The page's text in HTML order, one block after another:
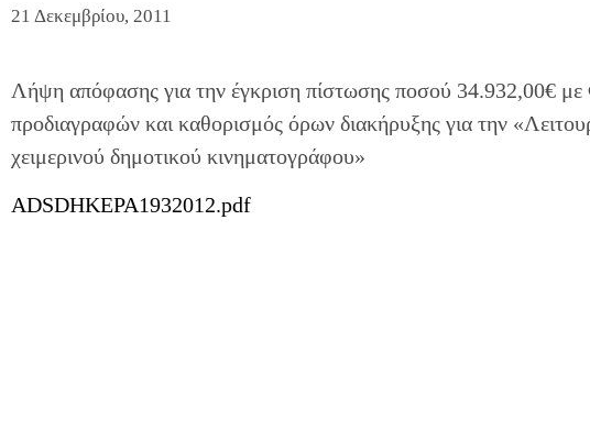
21 Δεκεμβρίου, 2011
Λήψη απόφασης για την έγκριση πίστωσης ποσού 34.932,00€
προδιαγραφών και καθορισμός όρων διακήρυξης για την
χειμερινού δημοτικού κινηματογράφου»
ADSDHKEPA1932012.pdf